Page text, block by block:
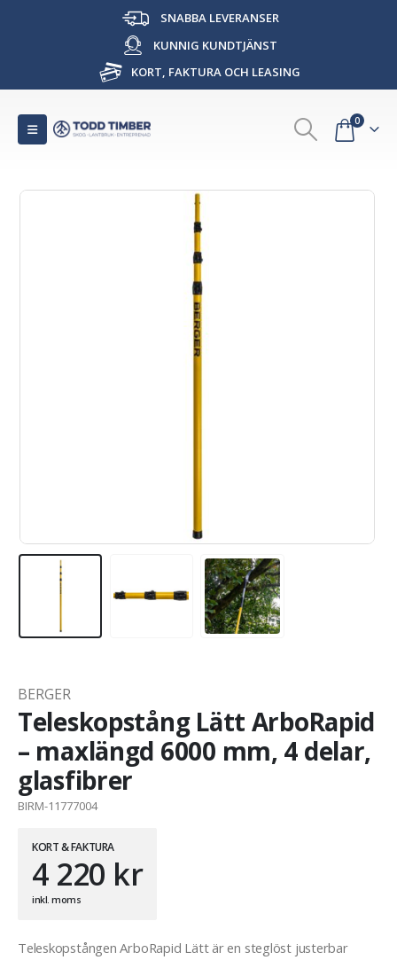
SNABBA LEVERANSER
KUNNIG KUNDTJÄNST
KORT, FAKTURA OCH LEASING
0
BERGER
Teleskopstång Lätt ArboRapid
– maxlängd 6000 mm, 4 delar,
glasfibrer
BIRM-11777004
KORT & FAKTURA
4 220 kr
inkl. moms
Teleskopstången ArboRapid Lätt är en steglöst justerbar